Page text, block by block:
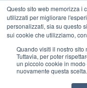
Questo sito web memorizza i
utilizzati per migliorare
personalizzati, sia su questo
sui cookie che utilizziamo,
Quando visiti il ​​nostro sito
Tuttavia, per poter
un piccolo cookie in
nuovamente questa scelta.